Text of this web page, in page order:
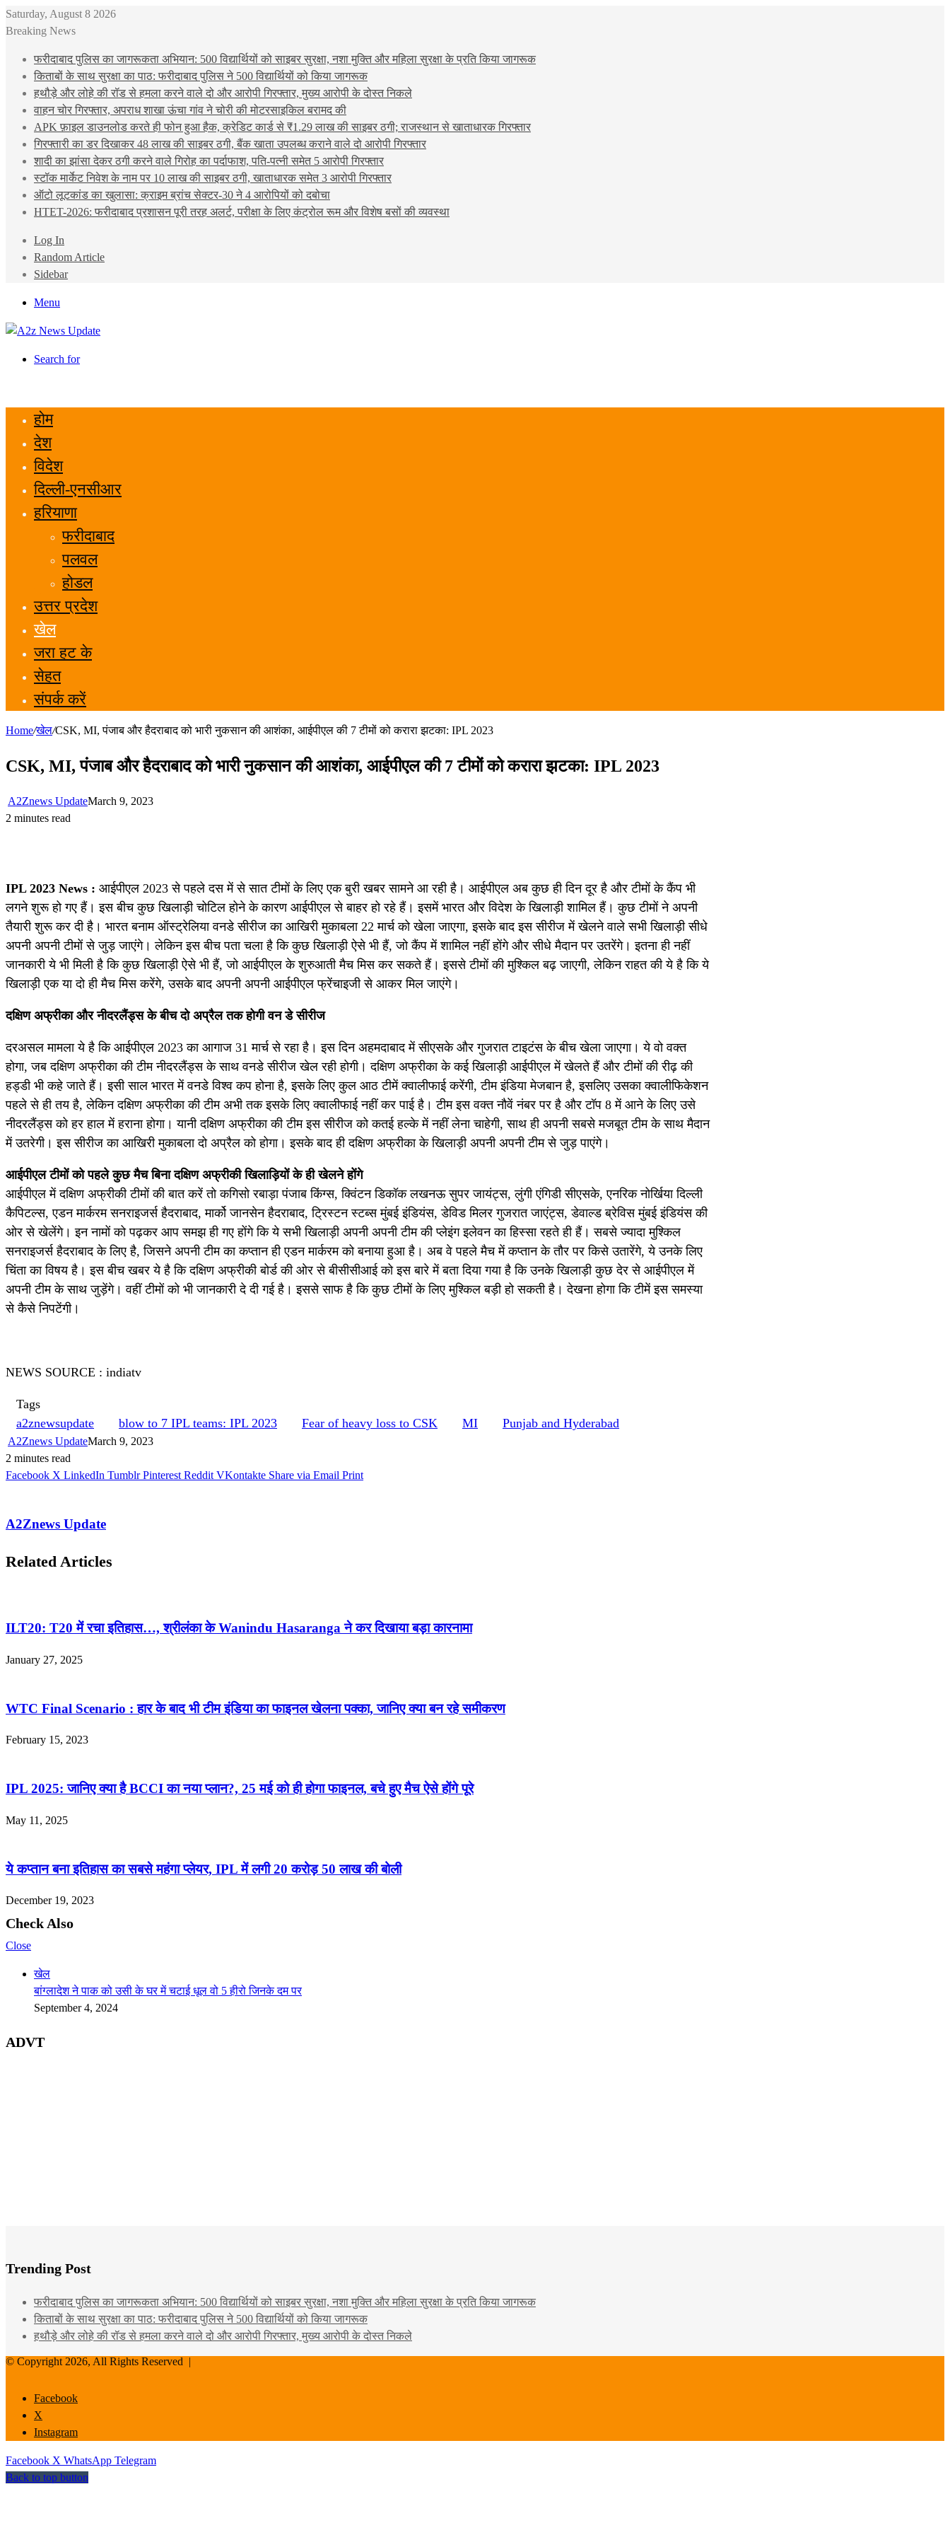
Saturday, August 8 2026
Breaking News
फरीदाबाद पुलिस का जागरूकता अभियान: 500 विद्यार्थियों को साइबर सुरक्षा, नशा मुक्ति और महिला सुरक्षा के प्रति किया जागरूक
किताबों के साथ सुरक्षा का पाठ: फरीदाबाद पुलिस ने 500 विद्यार्थियों को किया जागरूक
हथौड़े और लोहे की रॉड से हमला करने वाले दो और आरोपी गिरफ्तार, मुख्य आरोपी के दोस्त निकले
वाहन चोर गिरफ्तार, अपराध शाखा ऊंचा गांव ने चोरी की मोटरसाइकिल बरामद की
APK फ़ाइल डाउनलोड करते ही फोन हुआ हैक, क्रेडिट कार्ड से ₹1.29 लाख की साइबर ठगी; राजस्थान से खाताधारक गिरफ्तार
गिरफ्तारी का डर दिखाकर 48 लाख की साइबर ठगी, बैंक खाता उपलब्ध कराने वाले दो आरोपी गिरफ्तार
शादी का झांसा देकर ठगी करने वाले गिरोह का पर्दाफाश, पति-पत्नी समेत 5 आरोपी गिरफ्तार
स्टॉक मार्केट निवेश के नाम पर 10 लाख की साइबर ठगी, खाताधारक समेत 3 आरोपी गिरफ्तार
ऑटो लूटकांड का खुलासा: क्राइम ब्रांच सेक्टर-30 ने 4 आरोपियों को दबोचा
HTET-2026: फरीदाबाद प्रशासन पूरी तरह अलर्ट, परीक्षा के लिए कंट्रोल रूम और विशेष बसों की व्यवस्था
Log In
Random Article
Sidebar
Menu
Search for
होम
देश
विदेश
दिल्ली-एनसीआर
हरियाणा
फरीदाबाद
पलवल
होडल
उत्तर प्रदेश
खेल
जरा हट के
सेहत
संपर्क करें
Home/खेल/CSK, MI, पंजाब और हैदराबाद को भारी नुकसान की आशंका, आईपीएल की 7 टीमों को करारा झटका: IPL 2023
CSK, MI, पंजाब और हैदराबाद को भारी नुकसान की आशंका, आईपीएल की 7 टीमों को करारा झटका: IPL 2023
A2Znews UpdateMarch 9, 2023
2 minutes read
IPL 2023 News : आईपीएल 2023 से पहले दस में से सात टीमों के लिए एक बुरी खबर सामने आ रही है। आईपीएल अब कुछ ही दिन दूर है और टीमों के कैंप भी
लगने शुरू हो गए हैं। इस बीच कुछ खिलाड़ी चोटिल होने के कारण आईपीएल से बाहर हो रहे हैं। इसमें भारत और विदेश के खिलाड़ी शामिल हैं। कुछ टीमों ने अपनी
तैयारी शुरू कर दी है। भारत बनाम ऑस्ट्रेलिया वनडे सीरीज का आखिरी मुकाबला 22 मार्च को खेला जाएगा, इसके बाद इस सीरीज में खेलने वाले सभी खिलाड़ी सीधे
अपनी अपनी टीमों से जुड़ जाएंगे। लेकिन इस बीच पता चला है कि कुछ खिलाड़ी ऐसे भी हैं, जो कैंप में शामिल नहीं होंगे और सीधे मैदान पर उतरेंगे। इतना ही नहीं
जानकारी ये भी मिली है कि कुछ खिलाड़ी ऐसे भी हैं, जो आईपीएल के शुरुआती मैच ​मिस कर सकते हैं। इससे टीमों की मुश्किल बढ़ जाएगी, लेकिन राहत की ये है कि ये
खिलाड़ी एक या दो ही मैच ​मिस करेंगे, उसके बाद अपनी अपनी आईपीएल फ्रेंचाइजी से आकर मिल जाएंगे।
दक्षिण अफ्रीका और नीदरलैंड्स के बीच दो अप्रैल तक होगी वन डे सीरीज
दरअसल मामला ये है कि आईपीएल 2023 का आगाज 31 मार्च से रहा है। इस दिन अहमदाबाद में सीएसके और गुजरात टाइटंस के बीच खेला जाएगा। ये वो वक्त
होगा, जब दक्षिण अफ्रीका की टीम नीदरलैंड्स के साथ वनडे सीरीज खेल रही होगी। दक्षिण अफ्रीका के कई खिलाड़ी आईपीएल में खेलते हैं और टीमों की रीढ़ की
हड्डी भी कहे जाते हैं। इसी साल भारत में वनडे विश्व कप होना है, इसके लिए कुल आठ टीमें क्वालीफाई करेंगी, टीम इंडिया मेजबान है, इसलिए उसका क्वालीफिकेशन
पहले से ही तय है, लेकिन दक्षिण अफ्रीका की टीम अभी तक इसके लिए क्वालीफाई नहीं कर पाई है। टीम इस वक्त नौवें नंबर पर है और टॉप 8 में आने के लिए उसे
नीदरलैंड्स को हर हाल में हराना होगा। यानी दक्षिण अफ्रीका की टीम इस सीरीज को कतई हल्के में नहीं लेना चाहेगी, साथ ही अपनी सबसे मजबूत टीम के साथ मैदान
में उतरेगी। इस सीरीज का आखिरी मुकाबला दो अप्रैल को होगा। इसके बाद ही दक्षिण अफ्रीका के खिलाड़ी अपनी अपनी टीम से जुड़ पाएंगे।
आईपीएल टीमों को पहले कुछ मैच बिना दक्षिण अफ्रीकी खिलाड़ियों के ही खेलने होंगे
आईपीएल में दक्षिण अफ्रीकी टीमों की बात करें तो कगिसो र​बाड़ा पंजाब किंग्स, क्विंटन डिकॉक लखनऊ सुपर जायंट्स, लुंगी एंगिडी सीएसके, एनरिक नोर्खिया दिल्ली
कैपिटल्स, एडन मार्करम सनराइजर्स हैदराबाद, मार्को जानसेन हैदराबाद, ट्रिस्टन स्टब्स मुंबई इंडियंस, डेविड मिलर गुजरात जाएंट्स, डेवाल्ड ब्रेविस मुंबई इंडियंस की
ओर से खेलेंगे। इन नामों को पढ़कर आप समझ ही गए होंगे कि ये सभी खिलाड़ी अपनी अपनी टीम की प्लेइंग इलेवन का हिस्सा रहते ही हैं। सबसे ज्यादा मुश्किल
सनराइजर्स हैदराबाद के लिए है, जिसने अपनी टीम का कप्तान ही एडन मार्करम को बनाया हुआ है। अब वे पहले मैच में कप्तान के तौर पर किसे उतारेंगे, ये उनके लिए
चिंता का विषय है। इस बीच खबर ये है कि दक्षिण अफ्रीकी बोर्ड की ओर से बीसीसीआई को इस बारे में बता दिया गया है कि उनके खिलाड़ी कुछ देर से आईपीएल में
अपनी टीम के साथ जुड़ेंगे। वहीं टीमों को भी जानकारी दे दी गई है। इससे साफ है कि कुछ टीमों के लिए मुश्किल बड़ी हो सकती है। देखना होगा कि टीमें इस समस्या
से कैसे निपटेंगी।
NEWS SOURCE : indiatv
Tags
a2znewsupdate
blow to 7 IPL teams: IPL 2023 Fear of heavy loss to CSK MI Punjab and Hyderabad
A2Znews UpdateMarch 9, 2023
2 minutes read
Facebook X LinkedIn Tumblr Pinterest Reddit VKontakte Share via Email Print
A2Znews Update
Related Articles
ILT20: T20 में रचा इतिहास…, श्रीलंका के Wanindu Hasaranga ने कर दिखाया बड़ा कारनामा
January 27, 2025
WTC Final Scenario : हार के बाद भी टीम इंडिया का फाइनल खेलना पक्का, जानिए क्या बन रहे समीकरण
February 15, 2023
IPL 2025: जानिए क्या है BCCI का नया प्लान?, 25 मई को ही होगा फाइनल, बचे हुए मैच ऐसे होंगे पूरे
May 11, 2025
ये कप्तान बना इतिहास का सबसे महंगा प्लेयर, IPL में लगी 20 करोड़ 50 लाख की बोली
December 19, 2023
Check Also
Close
खेल
बांग्लादेश ने पाक को उसी के घर में चटाई धूल वो 5 हीरो जिनके दम पर
September 4, 2024
ADVT
Trending Post
फरीदाबाद पुलिस का जागरूकता अभियान: 500 विद्यार्थियों को साइबर सुरक्षा, नशा मुक्ति और महिला सुरक्षा के प्रति किया जागरूक
किताबों के साथ सुरक्षा का पाठ: फरीदाबाद पुलिस ने 500 विद्यार्थियों को किया जागरूक
हथौड़े और लोहे की रॉड से हमला करने वाले दो और आरोपी गिरफ्तार, मुख्य आरोपी के दोस्त निकले
© Copyright 2026, All Rights Reserved |
Facebook
X
Instagram
Facebook X WhatsApp Telegram
Back to top button